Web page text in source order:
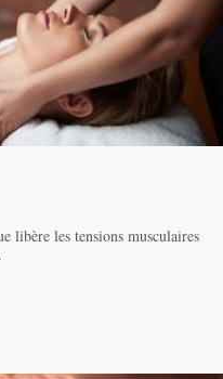
libère les tensions musculaires